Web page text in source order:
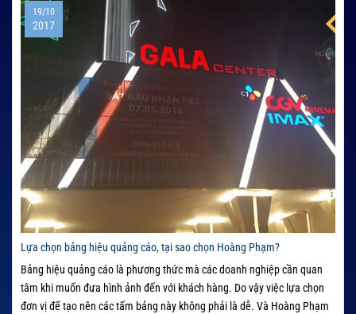
Lựa chọn bảng hiệu quảng cáo, tại sao chọn Hoàng Phạm?
19/10
2017
Bảng hiệu quảng cáo là phương thức mà các doanh nghiệp cần quan
tâm khi muốn đưa hình ảnh đến với khách hàng. Do vậy việc lựa chọn
đơn vị để tạo nên các tấm bảng này không phải là dễ. Và Hoàng Phạm